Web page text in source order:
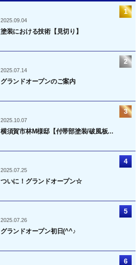
2025.09.04
塗装における技術【見切り】
2025.07.14
グランドオープンのご案内
2025.10.07
横須賀市林M様邸【付帯部塗装/破風板...
2025.07.25
ついに！グランドオープン☆
2025.07.26
グランドオープン初日(^^♪